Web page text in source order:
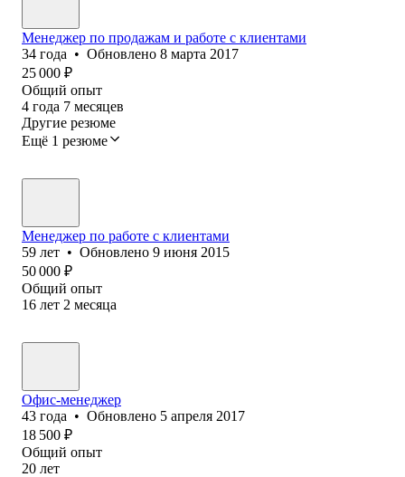
Менеджер по продажам и работе с клиентами
34 года • Обновлено 8 марта 2017
25 000 ₽
Общий опыт
4 года 7 месяцев
Другие резюме
Ещё 1 резюме
Менеджер по работе с клиентами
59 лет • Обновлено 9 июня 2015
50 000 ₽
Общий опыт
16 лет 2 месяца
Офис-менеджер
43 года • Обновлено 5 апреля 2017
18 500 ₽
Общий опыт
20 лет